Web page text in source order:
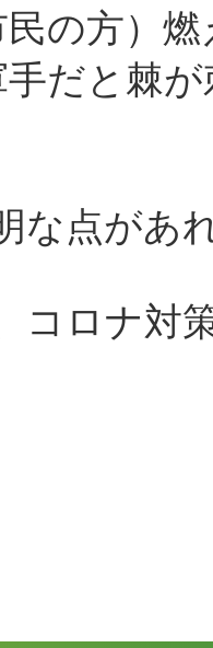
民の方）
だと棘が
な点があ
コロナ対